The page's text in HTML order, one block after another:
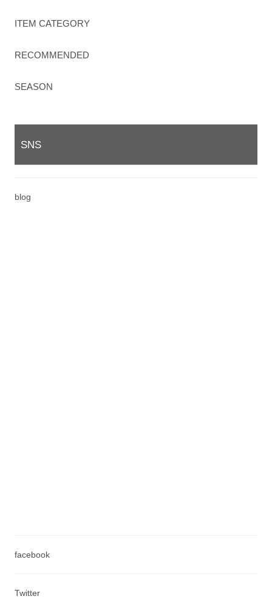
ITEM CATEGORY
RECOMMENDED
SEASON
SNS
blog
facebook
Twitter